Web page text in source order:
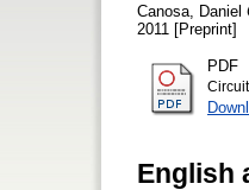
Canosa, Daniel
2011 [Preprint]
PDF
English